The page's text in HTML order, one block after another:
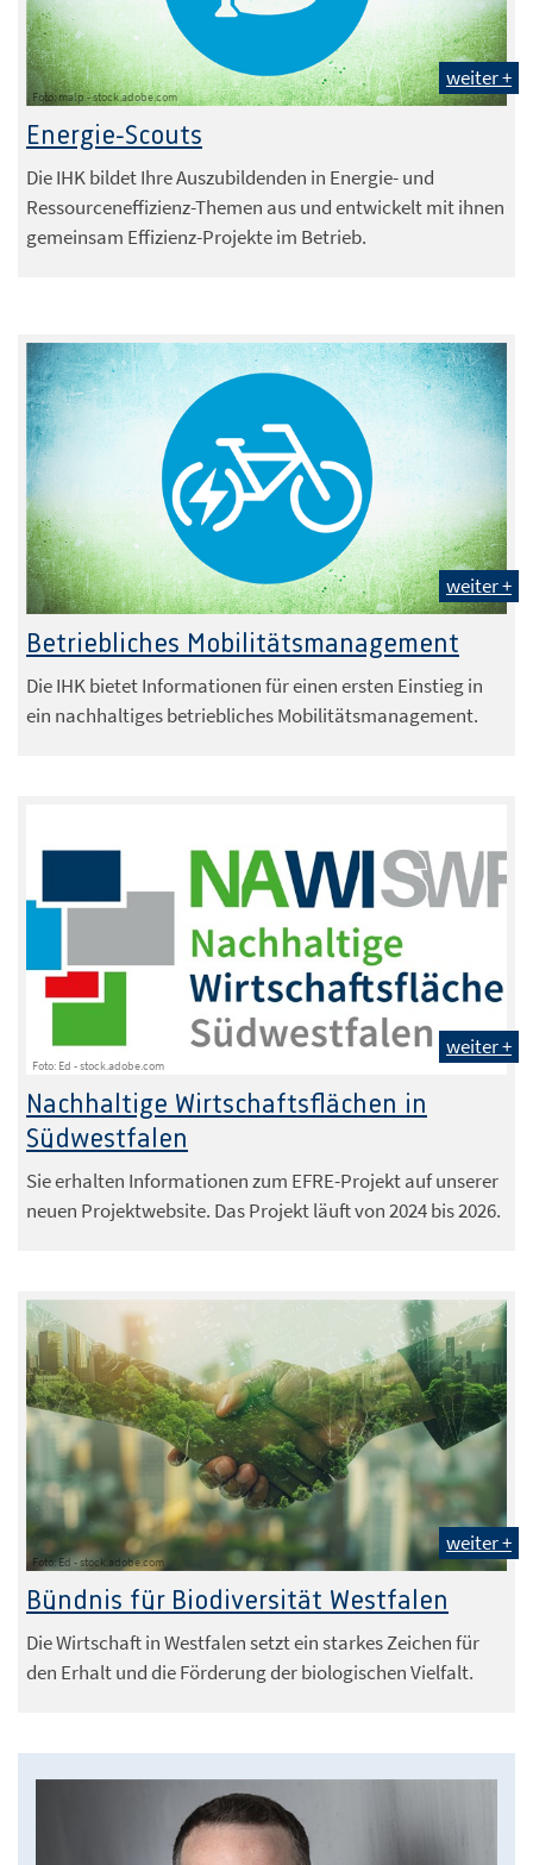
Foto: malp - stock.adobe.com
weiter +
Energie-Scouts
Die IHK bildet Ihre Auszubildenden in Energie- und
Ressourceneffizienz-Themen aus und entwickelt mit ihnen
gemeinsam Effizienz-Projekte im Betrieb.
weiter +
Betriebliches Mobilitätsmanagement
Die IHK bietet Informationen für einen ersten Einstieg in
ein nachhaltiges betriebliches Mobilitätsmanagement.
Foto: Ed - stock.adobe.com
weiter +
Nachhaltige Wirtschaftsflächen in
Südwestfalen
Sie erhalten Informationen zum EFRE-Projekt auf unserer
neuen Projektwebsite. Das Projekt läuft von 2024 bis 2026.
Foto: Ed - stock.adobe.com
weiter +
Bündnis für Biodiversität Westfalen
Die Wirtschaft in Westfalen setzt ein starkes Zeichen für
den Erhalt und die Förderung der biologischen Vielfalt.